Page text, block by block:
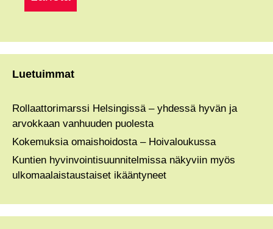
Luetuimmat
Rollaattorimarssi Helsingissä – yhdessä hyvän ja
arvokkaan vanhuuden puolesta
Kokemuksia omaishoidosta – Hoivaloukussa
Kuntien hyvinvointisuunnitelmissa näkyviin myös
ulkomaalaistaustaiset ikääntyneet